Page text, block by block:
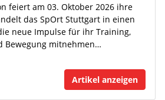
feiert am 03. Oktober 2026 ihre
das SpOrt Stuttgart in einen
neue Impulse für ihr Training,
Bewegung mitnehmen…
Artikel anzeigen